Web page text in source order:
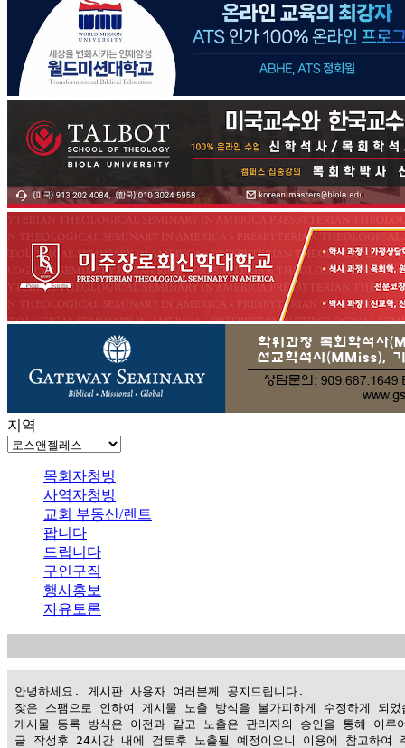
지역
목회자청빙
사역자청빙
교회 부동산/렌트
팝니다
드립니다
구인구직
행사홍보
자유토론
안녕하세요. 게시판 사용자 여러분께 공지드립니다.
잦은 스팸으로 인하여 게시물 노출 방식을 불가피하게 수정하게 되었
게시물 등록 방식은 이전과 같고 노출은 관리자의 승인을 통해 이루
글 작성후 24시간 내에 검토후 노출될 예정이오니 이용에 참고하여